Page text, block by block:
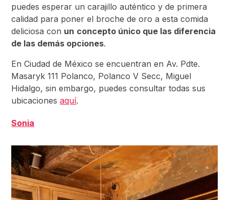
puedes esperar un carajillo auténtico y de primera
calidad para poner el broche de oro a esta comida
deliciosa con un concepto único que las diferencia
de las demás opciones.
En Ciudad de México se encuentran en Av. Pdte.
Masaryk 111 Polanco, Polanco V Secc, Miguel
Hidalgo, sin embargo, puedes consultar todas sus
ubicacionesaquí.
Sonia